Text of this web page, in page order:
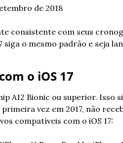
de 2018
consistente com seus
siga o mesmo padrão e seja
o iOS 17
A12 Bionic ou superior. Isso
vez em 2017, não
compatíveis com o iOS 17: